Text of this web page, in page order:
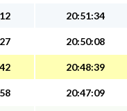
20:51:34
20:50:08
20:48:39
20:47:09